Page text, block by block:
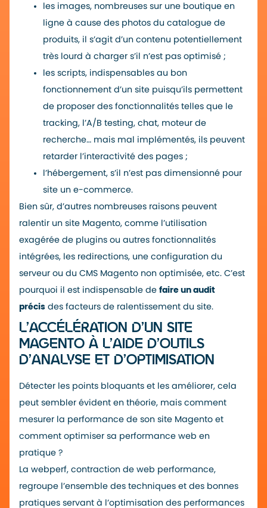
les images, nombreuses sur une boutique en
ligne à cause des photos du catalogue de
produits, il s’agit d’un contenu potentiellement
très lourd à charger s’il n’est pas optimisé ;
les scripts, indispensables au bon
fonctionnement d’un site puisqu’ils permettent
de proposer des fonctionnalités telles que le
tracking, l’A/B testing, chat, moteur de
recherche… mais mal implémentés, ils peuvent
retarder l’interactivité des pages ;
l’hébergement, s’il n’est pas dimensionné pour
site un e-commerce.
Bien sûr, d’autres nombreuses raisons peuvent
ralentir un site Magento, comme l’utilisation
exagérée de plugins ou autres fonctionnalités
intégrées, les redirections, une configuration du
serveur ou du CMS Magento non optimisée, etc. C’est
pourquoi il est indispensable de faire un audit
précis des facteurs de ralentissement du site.
L’ACCÉLÉRATION D’UN SITE
MAGENTO À L’AIDE D’OUTILS
D’ANALYSE ET D’OPTIMISATION
Détecter les points bloquants et les améliorer, cela
peut sembler évident en théorie, mais comment
mesurer la performance de son site Magento et
comment optimiser sa performance web en
pratique ?
La webperf, contraction de web performance,
regroupe l’ensemble des techniques et des bonnes
pratiques servant à l’optimisation des performances